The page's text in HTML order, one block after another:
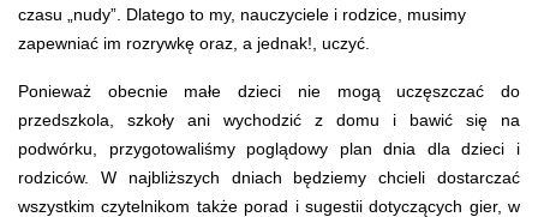
czasu „nudy”. Dlatego to my, nauczyciele i rodzice, musimy
zapewniać im rozrywkę oraz, a jednak!, uczyć.
Ponieważ obecnie małe dzieci nie mogą uczęszczać do
przedszkola, szkoły ani wychodzić z domu i bawić się na
podwórku, przygotowaliśmy poglądowy plan dnia dla dzieci i
rodziców. W najbliższych dniach będziemy chcieli dostarczać
wszystkim czytelnikom także porad i sugestii dotyczących gier, w